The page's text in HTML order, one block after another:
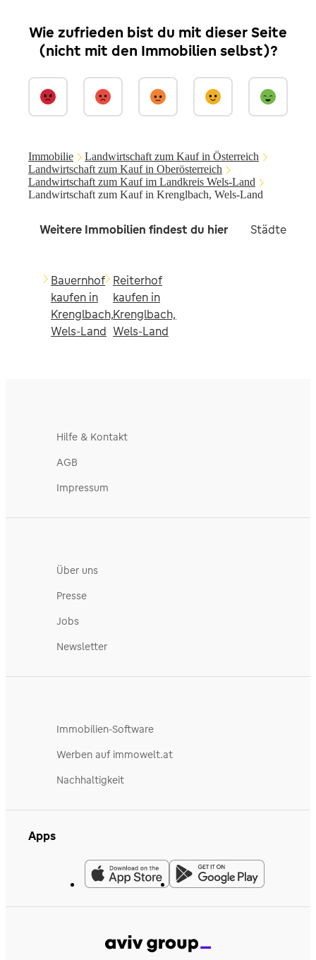
Wie zufrieden bist du mit dieser Seite
(nicht mit den Immobilien selbst)?
Immobilie
Landwirtschaft zum Kauf in Österreich
Landwirtschaft zum Kauf in Oberösterreich
Landwirtschaft zum Kauf im Landkreis Wels-Land
Landwirtschaft zum Kauf in Krenglbach, Wels-Land
Weitere Immobilien findest du hier Städte in
Bauernhof
kaufen in
Krenglbach,
Wels-Land
Reiterhof
kaufen in
Krenglbach,
Wels-Land
Hilfe & Kontakt
AGB
Impressum
Über uns
Presse
Jobs
Newsletter
Immobilien-Software
Werben auf immowelt.at
Nachhaltigkeit
Apps